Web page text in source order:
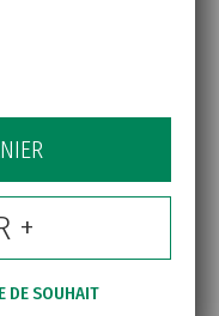
+
DE SOUHAIT